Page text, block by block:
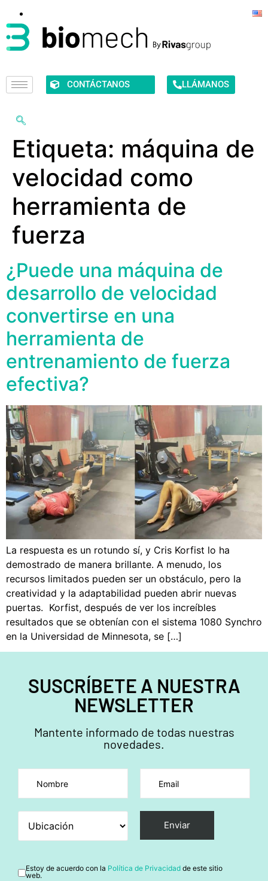
CONTÁCTANOS LLÁMANOS
Etiqueta: máquina de
velocidad como
herramienta de
fuerza
¿Puede una máquina de
desarrollo de velocidad
convertirse en una
herramienta de
entrenamiento de fuerza
efectiva?
La respuesta es un rotundo sí, y Cris Korfist lo ha
demostrado de manera brillante. A menudo, los
recursos limitados pueden ser un obstáculo, pero la
creatividad y la adaptabilidad pueden abrir nuevas
puertas. Korfist, después de ver los increíbles
resultados que se obtenían con el sistema 1080 Synchro
en la Universidad de Minnesota, se […]
SUSCRÍBETE A NUESTRA
NEWSLETTER
Mantente informado de todas nuestras
novedades.
Por favor, deja este campo vacío.
Estoy de acuerdo con la Política de Privacidad de este sitio
web.